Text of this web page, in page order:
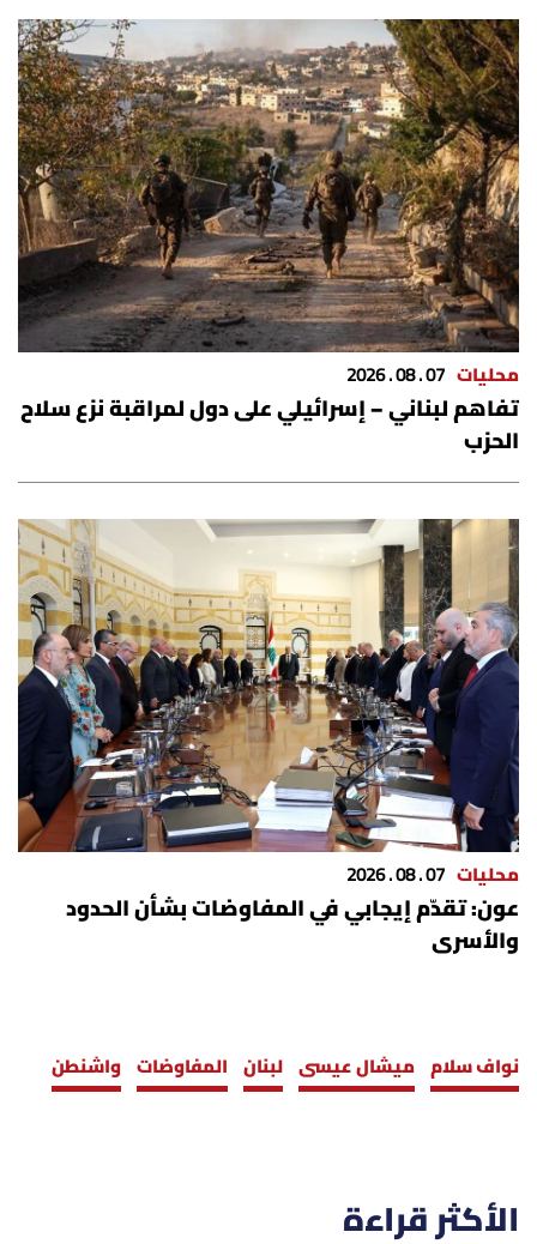
من نحن
للتواصل معنا
شروط الاستخدام
شروط الإشتراك
Digital solutions by
محليات 07 . 08 . 2026
تفاهم لبناني – إسرائيلي على دول لمراقبة نزع سلاح
الحزب
محليات 07 . 08 . 2026
عون: تقدّم إيجابي في المفاوضات بشأن الحدود
والأسرى
نواف سلام ميشال عيسى لبنان المفاوضات واشنطن
الأكثر قراءة